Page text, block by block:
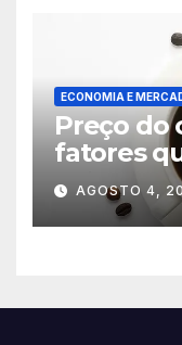
ECONOMIA E
Preço do
fatores
consumo
AGOSTO 4,